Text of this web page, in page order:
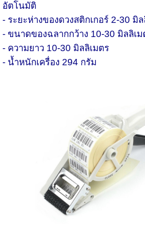
อัตโนมัติ
- ระยะห่างของดวงสติกเกอร์ 2-30 มิล
- ขนาดของฉลากกว้าง 10-30 มิลลิเม
- ความยาว 10-30 มิลลิเมตร
- น้ำหนักเครื่อง 294 กรัม